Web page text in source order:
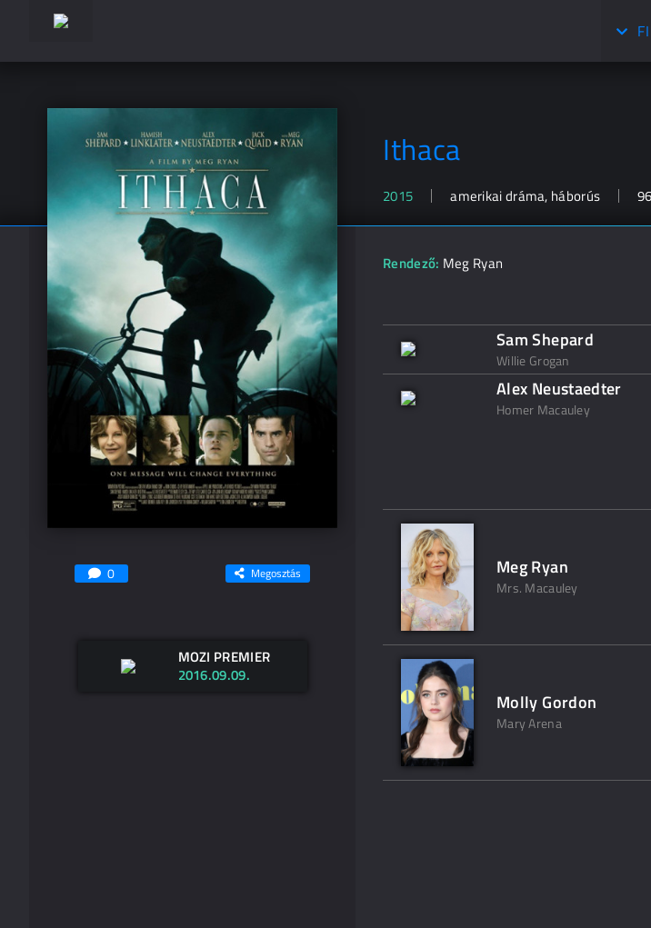
Ithaca
2015 amerikai dráma, háborús
0 Megosztás
MOZI PREMIER
2016.09.09.
Rendező: Meg Ryan
Sam Shepard
Willie Grogan
Alex Neustaedter
Homer Macauley
Meg Ryan
Mrs. Macauley
Molly Gordon
Mary Arena